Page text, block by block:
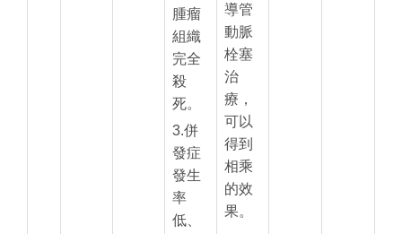
腫瘤
組織
完全
殺
死。
3.併
發症
發生
率
低、
導管
動脈
栓塞
治
療，
可以
得到
相乘
的效
果。